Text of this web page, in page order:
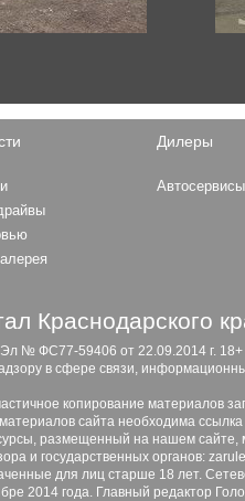
Дилеры
Автосервисы
Краснодарского
№ ФС77-59406 от 22.09.2014 г. 18+
в сфере связи,
копирование материалов
сайта необходима ссылка
размещенный на нашем сайте,
и государственных органов:
для лиц старше 18 лет.
2014 года. Главный редактор